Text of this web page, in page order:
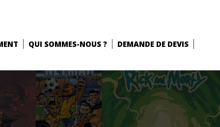
QUI SOMMES-NOUS ?
DEMANDE DE DEVIS